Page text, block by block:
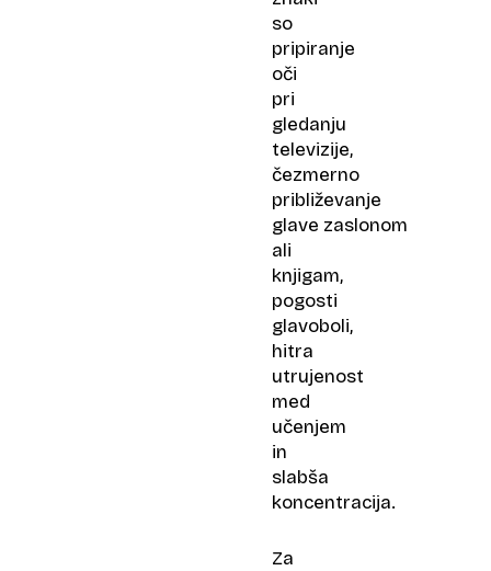
so
pripiranje
oči
pri
gledanju
televizije,
čezmerno
približevanje
glave zaslonom
ali
knjigam,
pogosti
glavoboli,
hitra
utrujenost
med
učenjem
in
slabša
koncentracija.
Za